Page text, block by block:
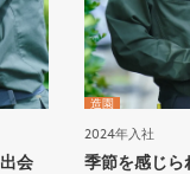
会
造園
2024年入社
季節を感じら